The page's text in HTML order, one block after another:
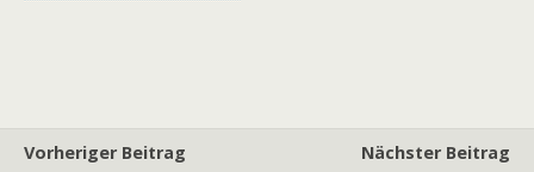
Vorheriger Beitrag
Nächster Beitrag